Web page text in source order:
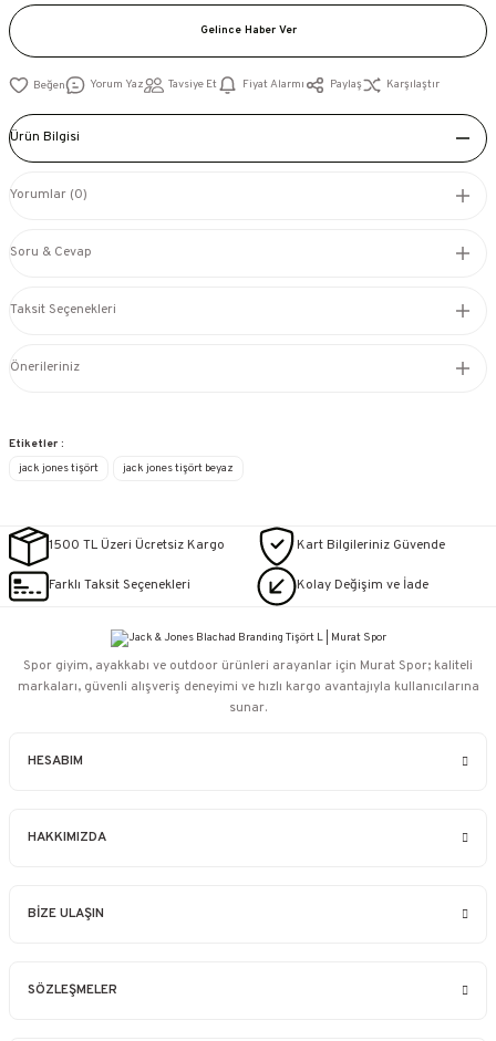
Gelince Haber Ver
Yorum Yaz Tavsiye Et Fiyat Alarmı Paylaş Karşılaştır
Ürün Bilgisi
Yorumlar (0)
Soru & Cevap
Taksit Seçenekleri
Önerileriniz
Etiketler :
jack jones tişört
jack jones tişört beyaz
1500 TL Üzeri Ücretsiz Kargo Kart Bilgileriniz Güvende
Farklı Taksit Seçenekleri Kolay Değişim ve İade
HESABIM
HAKKIMIZDA
BİZE ULAŞIN
SÖZLEŞMELER
Spor giyim, ayakkabı ve outdoor ürünleri arayanlar için Murat Spor; kaliteli
markaları, güvenli alışveriş deneyimi ve hızlı kargo avantajıyla kullanıcılarına
sunar.